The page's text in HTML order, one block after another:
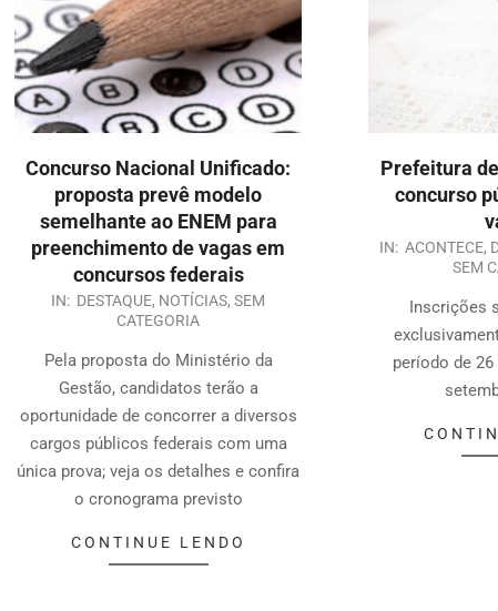
Concurso Nacional Unificado:
proposta prevê modelo
semelhante ao ENEM para
preenchimento de vagas em
concursos federais
IN: DESTAQUE, NOTÍCIAS,SEM
CATEGORIA
Pela proposta do Ministério da
Gestão, candidatos terão a
oportunidade de concorrer a diversos
cargos públicos federais com uma
única prova; veja os detalhes e confira
o cronograma previsto
CONTINUE LENDO
Prefeitura
concurso
IN: ACONTECE,
SEM
Inscrições
período de